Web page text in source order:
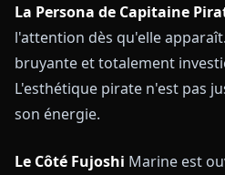
La Persona de Capitaine
l'attention dès qu'elle
bruyante et totalement
L'esthétique pirate n'est pas
son énergie.
Le Côté Fujoshi Marine est